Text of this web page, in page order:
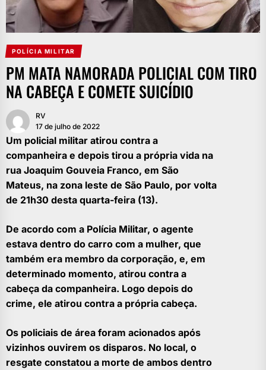
POLÍCIA MILITAR
PM MATA NAMORADA POLICIAL COM TIRO
NA CABEÇA E COMETE SUICÍDIO
RV
17 de julho de 2022
Um policial militar atirou contra a
companheira e depois tirou a própria vida na
rua Joaquim Gouveia Franco, em São
Mateus, na zona leste de São Paulo, por volta
de 21h30 desta quarta-feira (13).
De acordo com a Polícia Militar, o agente
estava dentro do carro com a mulher, que
também era membro da corporação, e, em
determinado momento, atirou contra a
cabeça da companheira. Logo depois do
crime, ele atirou contra a própria cabeça.
Os policiais de área foram acionados após
vizinhos ouvirem os disparos. No local, o
resgate constatou a morte de ambos dentro